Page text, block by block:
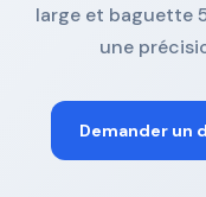
PAC
Gouttières
→ Toutes les
large et baguette
une
Demander un